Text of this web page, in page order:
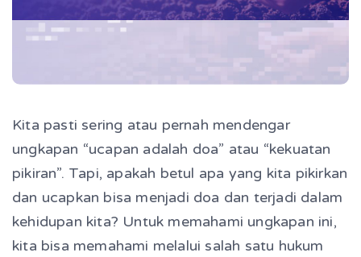
Kita pasti sering atau pernah mendengar
ungkapan “ucapan adalah doa” atau “kekuatan
pikiran”. Tapi, apakah betul apa yang kita pikirkan
dan ucapkan bisa menjadi doa dan terjadi dalam
kehidupan kita? Untuk memahami ungkapan ini,
kita bisa memahami melalui salah satu hukum